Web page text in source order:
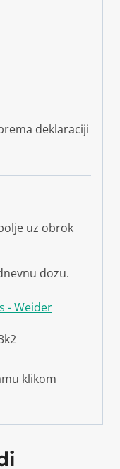
deklaraciji
uz obrok
dozu.
klikom